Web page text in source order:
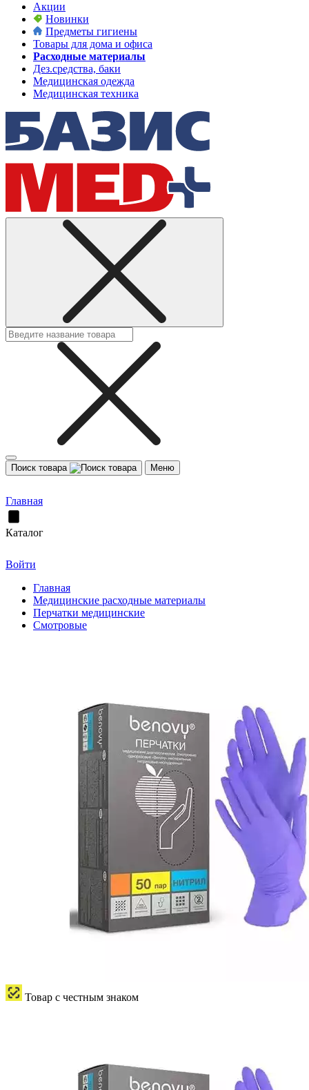
Акции
Новинки
Предметы гигиены
Товары для дома и офиса
Расходные материалы
Дез.средства, баки
Медицинская одежда
Медицинская техника
Поиск товара Меню
Главная
Каталог
Войти
Главная
Медицинские расходные материалы
Перчатки медицинские
Смотровые
Товар с честным знаком